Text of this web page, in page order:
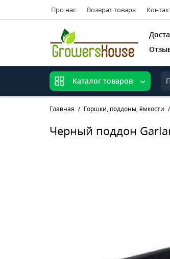
Про нас Возврат товара
Каталог товаров
Главная Горшки, поддоны, ёмкости
Черный поддон